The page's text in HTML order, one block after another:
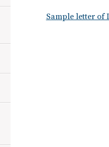
Sample letter of